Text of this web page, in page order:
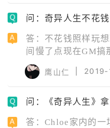
问：奇异人生不花
答：不花钱照样玩
间慢了点现在GM搞
就是想让玩家多充
的玩家那多了去了
鹰山仁
问：《奇异人生》
答：Chloe家内的一